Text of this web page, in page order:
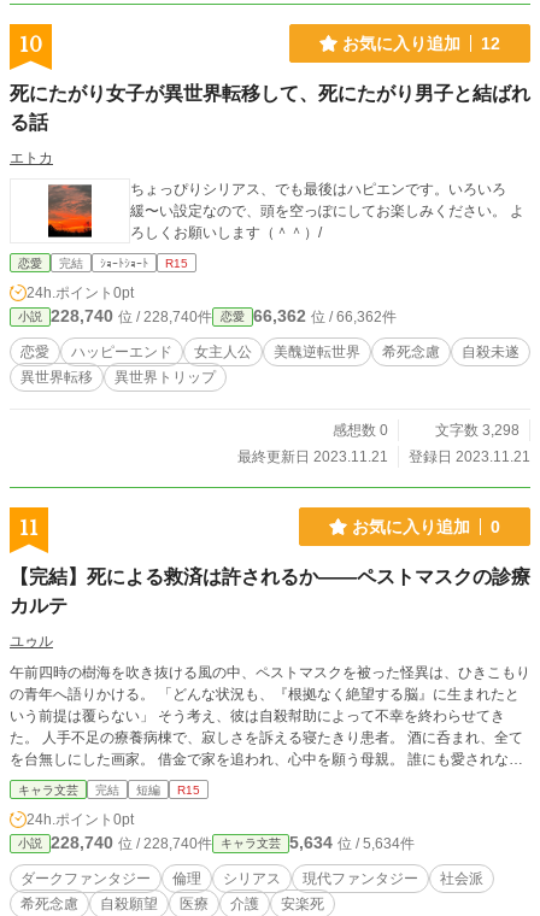
10 お気に入り追加 12
死にたがり女子が異世界転移して、死にたがり男子と結ばれ
る話
エトカ
ちょっぴりシリアス、でも最後はハピエンです。いろいろ
緩〜い設定なので、頭を空っぽにしてお楽しみください。 よ
ろしくお願いします（＾＾）/
恋愛 完結 ｼｮｰﾄｼｮｰﾄ R15
24h.ポイント 0pt
小説 228,740 位 / 228,740件 恋愛 66,362 位 / 66,362件
恋愛 ハッピーエンド 女主人公 美醜逆転世界 希死念慮
自殺未遂
異世界転移
異世界トリップ
感想数 0
文字数 3,298
最終更新日 2023.11.21
登録日 2023.11.21
11 お気に入り追加 0
【完結】死による救済は許されるか――ペストマスクの診療
カルテ
ユゥル
午前四時の樹海を吹き抜ける風の中、ペストマスクを被った怪異は、ひきこもり
の青年へ語りかける。 「どんな状況も、『根拠なく絶望する脳』に生まれたと
いう前提は覆らない」 そう考え、彼は自殺幇助によって不幸を終わらせてき
た。 人手不足の療養病棟で、寂しさを訴える寝たきり患者。 酒に呑まれ、全て
を台無しにした画家。 借金で家を追われ、心中を願う母親。 誰にも愛されない
まま、死を証明に使おうとした少女。 責任に押し潰され、すべてから遁走した
中年男。 死にたい理由も、形も違う。 「心の苦しみは比較できない。『死に値
する苦しみである』と当人が感じれば、それは等価だ」 彼が差し出すのは、一
本のメス。 触れれば願いは叶い、代わりに『死の想い』は次の誰かを救う。 終
わらない救済の循環――のはずだった。 しかし、同じく救済を願う魔法具屋ミ
ミコッテは告げる。 「自死の間際、人は視野が極端に狭くなることがある。今
のあなたのやり方では、『救えたかもしれない人』が混ざってしまう」 これ
キャラ文芸 完結 短編 R15
24h.ポイント 0pt
小説 228,740 位 / 228,740件 キャラ文芸 5,634 位 / 5,634件
ダークファンタジー 倫理 シリアス 現代ファンタジー
社会派
希死念慮
自殺願望 医療 介護 安楽死